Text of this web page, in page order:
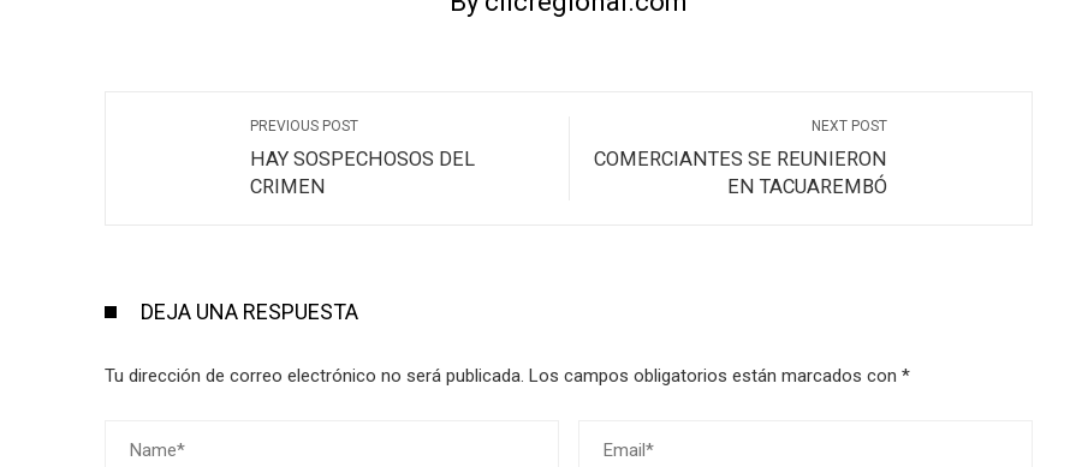
PREVIOUS POST
HAY SOSPECHOSOS DEL
CRIMEN
NEXT POST
COMERCIANTES SE REUNIERON
EN TACUAREMBÓ
DEJA UNA RESPUESTA
Tu dirección de correo electrónico no será publicada. Los campos obligatorios están marcados con *